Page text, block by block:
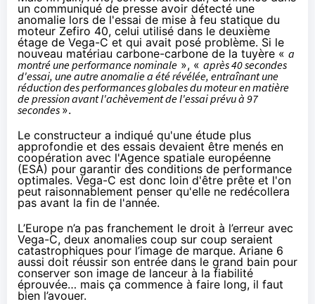
un communiqué de presse avoir détecté une
anomalie lors de l'essai de mise à feu statique du
moteur Zefiro 40, celui utilisé dans le deuxième
étage de Vega-C et qui avait posé problème. Si le
nouveau matériau carbone-carbone de la tuyère « a
montré une performance nominale », « après 40 secondes
d'essai, une autre anomalie a été révélée, entraînant une
réduction des performances globales du moteur en matière
de pression avant l'achèvement de l'essai prévu à 97
secondes ».
Le constructeur a indiqué qu'une étude plus
approfondie et des essais devaient être menés en
coopération avec l'Agence spatiale européenne
(ESA) pour garantir des conditions de performance
optimales. Vega-C est donc loin d'être prête et l'on
peut raisonnablement penser qu'elle ne redécollera
pas avant la fin de l'année.
L’Europe n’a pas franchement le droit à l’erreur avec
Vega-C, deux anomalies coup sur coup seraient
catastrophiques pour l’image de marque. Ariane 6
aussi doit réussir son entrée dans le grand bain pour
conserver son image de lanceur à la fiabilité
éprouvée… mais ça commence à faire long, il faut
bien l’avouer.